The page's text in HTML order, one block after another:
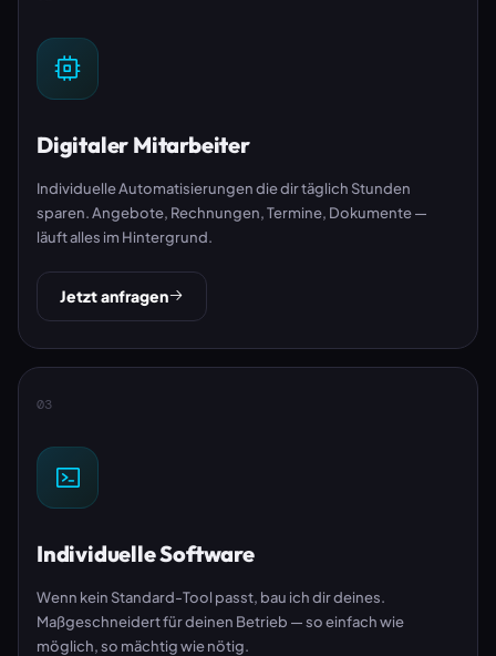
Digitaler Mitarbeiter
Individuelle Automatisierungen die dir täglich Stunden
sparen. Angebote, Rechnungen, Termine, Dokumente —
läuft alles im Hintergrund.
Jetzt anfragen
03
Individuelle Software
Wenn kein Standard-Tool passt, bau ich dir deines.
Maßgeschneidert für deinen Betrieb — so einfach wie
möglich, so mächtig wie nötig.